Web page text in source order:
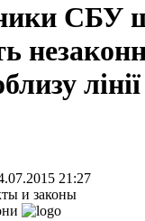
СБУ
лінії
21:27
и законы